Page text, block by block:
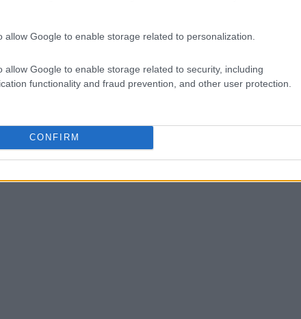
allow Google to enable storage related to personalization.
allow Google to enable storage related to security, including
functionality and fraud prevention, and other user protection.
CONFIRM
di Natale
al Palafacchetti, organizzato dalla
annuale richiama sempre un
natalizia e atmosfere festive. È
spirito natalizio e condividere momenti